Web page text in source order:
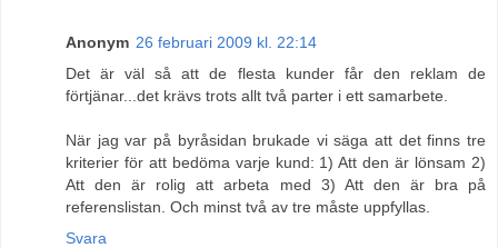
Anonym 26 februari 2009 kl. 22:14
Det är väl så att de flesta kunder får den reklam de
förtjänar...det krävs trots allt två parter i ett samarbete.
När jag var på byråsidan brukade vi säga att det finns tre
kriterier för att bedöma varje kund: 1) Att den är lönsam 2)
Att den är rolig att arbeta med 3) Att den är bra på
referenslistan. Och minst två av tre måste uppfyllas.
Svara